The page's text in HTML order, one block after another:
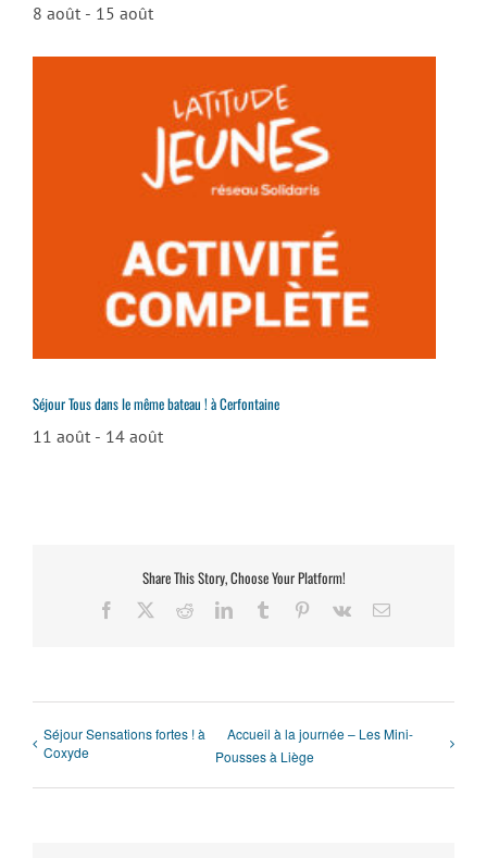
8 août - 15 août
Séjour Tous dans le même bateau ! à Cerfontaine
11 août - 14 août
Share This Story, Choose Your Platform!
Facebook RedditLinkedInTumblr Pinterest
Vk Email
Séjour Sensations fortes ! à
Coxyde
Accueil à la journée – Les Mini-
Pousses à Liège